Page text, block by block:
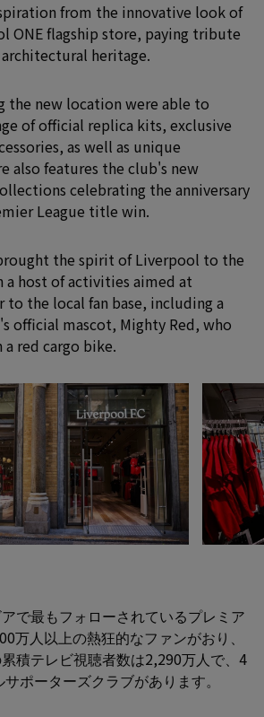
from the innovative look of
ONE flagship store, paying tribute
heritage.
the new location were able to
of official replica kits, exclusive
as well as unique
also features the club's new
celebrating the anniversary
League title win.
the spirit of Liverpool to the
a host of activities aimed at
to the local fan base, including a
official mascot, Mighty Red, who
red cargo bike.
で最もフォローされているプレミア
万人以上の熱狂的なファンがおり、
積テレビ視聴者数は2,290万人で、4
ポーターズクラブがあります。